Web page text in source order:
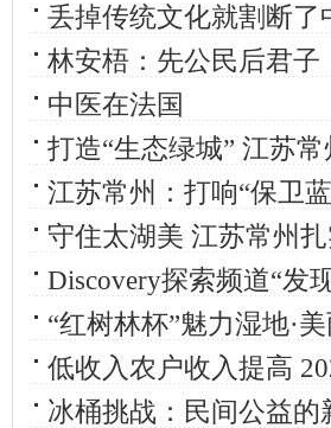
丢掉传统文化就割断了
林安梧：先公民后君子
中医在法国
打造“生态绿城” 江苏
江苏常州：打响“保卫
守住太湖美 江苏常州
Discovery探索频道“发
“红树林杯”魅力湿地·
低收入农户收入提高
冰桶挑战：民间公益的